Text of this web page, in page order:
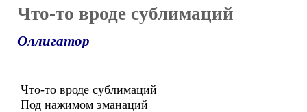
Что-то вроде сублимаций
Оллигатор
Что-то вроде сублимаций
Под нажимом эманаций